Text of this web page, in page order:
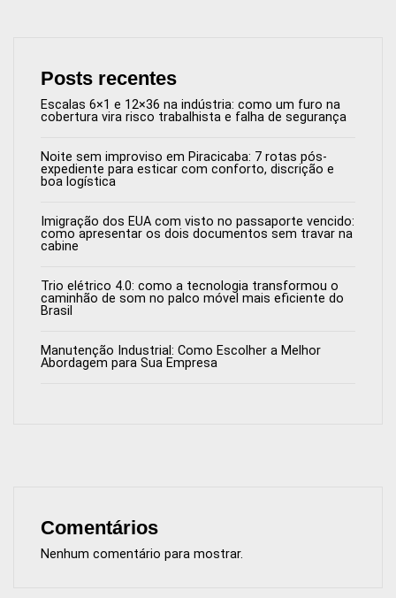
Posts recentes
Escalas 6×1 e 12×36 na indústria: como um furo na
cobertura vira risco trabalhista e falha de segurança
Noite sem improviso em Piracicaba: 7 rotas pós-
expediente para esticar com conforto, discrição e
boa logística
Imigração dos EUA com visto no passaporte vencido:
como apresentar os dois documentos sem travar na
cabine
Trio elétrico 4.0: como a tecnologia transformou o
caminhão de som no palco móvel mais eficiente do
Brasil
Manutenção Industrial: Como Escolher a Melhor
Abordagem para Sua Empresa
Comentários
Nenhum comentário para mostrar.